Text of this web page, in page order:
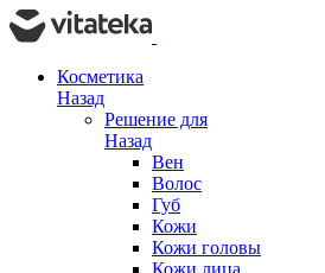
Косметика
Назад
Решение для
Назад
Вен
Волос
Губ
Кожи
Кожи головы
Кожи лица